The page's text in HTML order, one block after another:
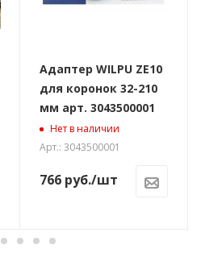
Адаптер WILPU ZE10
для коронок 32-210
мм арт. 3043500001
Нет в наличии
Арт.: 3043500001
766 руб./шт